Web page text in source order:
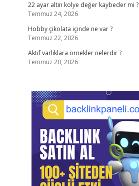
22 ayar altın kolye değer kaybeder mi ?
Temmuz 24, 2026
Hobby çikolata içinde ne var ?
Temmuz 22, 2026
Aktif varlıklara örnekler nelerdir ?
Temmuz 20, 2026